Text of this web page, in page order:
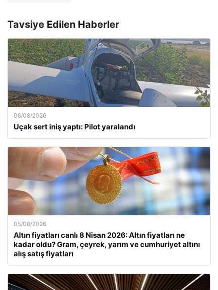
Tavsiye Edilen Haberler
06/08/2026
Uçak sert iniş yaptı: Pilot yaralandı
05/08/2026
Altın fiyatları canlı 8 Nisan 2026: Altın fiyatları ne
kadar oldu? Gram, çeyrek, yarım ve cumhuriyet altını
alış satış fiyatları